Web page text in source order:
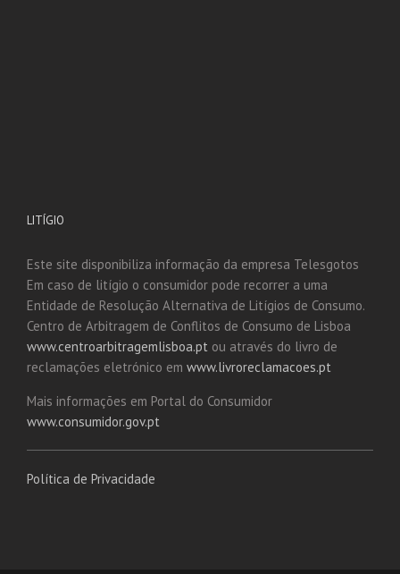
LITÍGIO
Este site disponibiliza informação da empresa Telesgotos
Em caso de litígio o consumidor pode recorrer a uma
Entidade de Resolução Alternativa de Litígios de Consumo.
Centro de Arbitragem de Conflitos de Consumo de Lisboa
www.centroarbitragemlisboa.pt ou através do livro de
reclamações eletrónico em www.livroreclamacoes.pt
Mais informações em Portal do Consumidor
www.consumidor.gov.pt
Política de Privacidade